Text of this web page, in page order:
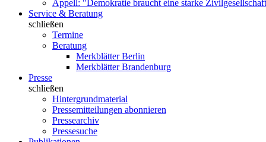
Appell: "Demokratie braucht eine starke
Service & Beratung
schließen
Termine
Beratung
Merkblätter Berlin
Merkblätter Brandenburg
Presse
schließen
Hintergrundmaterial
Pressemitteilungen abonnieren
Pressearchiv
Pressesuche